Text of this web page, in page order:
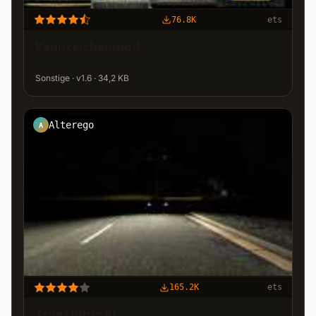
76.8K ets
Sonstige · v1.6 · 34,2 KB
A Alterego
165.2K ets